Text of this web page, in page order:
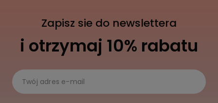
Zapisz sie do newslettera
i otrzymaj 10% rabatu
Twój adres e-mail